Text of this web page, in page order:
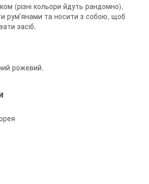
(різні кольори йдуть рандомно),
румʼянами та носити з собою, щоб
засіб.
рожевий.